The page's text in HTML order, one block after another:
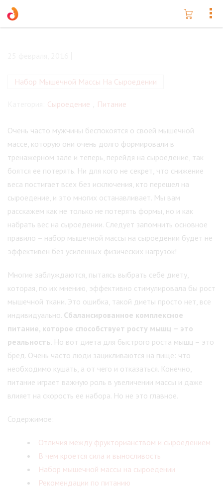
Набор Мышечной Массы На Сыроедении
Сыроедение Питание
Очень часто мужчины беспокоятся о своей мышечной
массе, которую они очень долго формировали в
тренажерном зале и теперь, перейдя на сыроедение, так
боятся ее потерять. Ни для кого не секрет, что снижение
веса постигает всех без исключения, кто перешел на
сыроедение, и это многих останавливает. Мы вам
расскажем как не только не потерять формы, но и как
набрать вес на сыроедении. Следует запомнить основное
правило – набор мышечной массы на сыроедении будет не
эффективен без усиленных физических нагрузок!
Многие заблуждаются, пытаясь выбрать себе диету,
которая, по их мнению, эффективно стимулировала бы рост
мышечной ткани. Это ошибка, такой диеты просто нет, все
индивидуально. Сбалансированное комплексное
питание, которое способствует росту мышц – это
реальность. Но вот диета для быстрого роста мышц – это
бред. Очень часто люди зацикливаются на пище: что
необходимо кушать, а от чего и отказаться. Конечно,
питание играет важную роль в увеличении массы и даже
влияет на скорость ее набора. Но не это главное.
Содержимое:
Отличия между фрукторианством и сыроедением
В чем кроется сила и выносливость
Набор мышечной массы на сыроедении
Рекомендации по питанию